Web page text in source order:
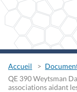
Accueil
QE 390 Weytsman
associations aidant